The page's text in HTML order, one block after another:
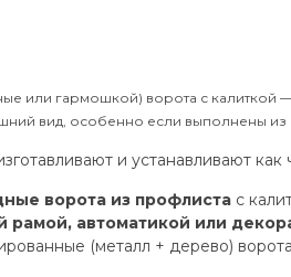
или гармошкой) ворота с калиткой
вид, особенно если выполнены
и устанавливают
ворота из профлиста с
рамой, автоматикой или
(металл + дерево)